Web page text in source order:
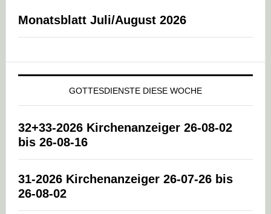
Monatsblatt Juli/August 2026
GOTTESDIENSTE DIESE WOCHE
32+33-2026 Kirchenanzeiger 26-08-02
bis 26-08-16
31-2026 Kirchenanzeiger 26-07-26 bis
26-08-02